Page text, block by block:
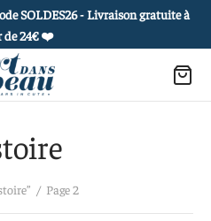
SOLDES26 - Livraison gratuite à
24€❤️
/ Page 2